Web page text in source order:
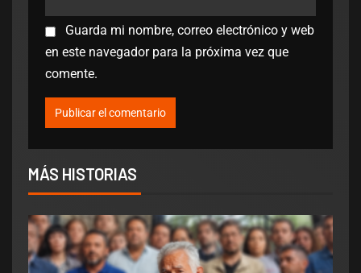
Guarda mi nombre, correo electrónico y web
en este navegador para la próxima vez que
comente.
MÁS HISTORIAS